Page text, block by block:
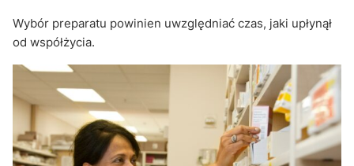
Wybór preparatu powinien uwzględniać czas, jaki upłynął
od współżycia.